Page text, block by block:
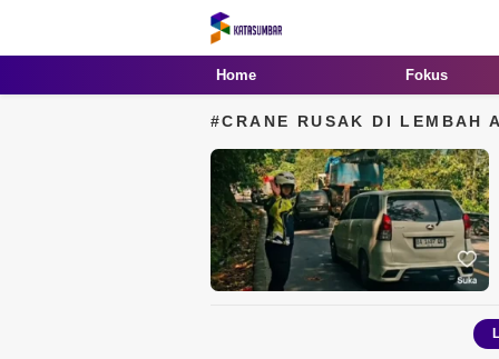
Kata Sumbar
Berita Sumbar Hari Ini
Home Fokus
#CRANE RUSAK DI LEMBAH